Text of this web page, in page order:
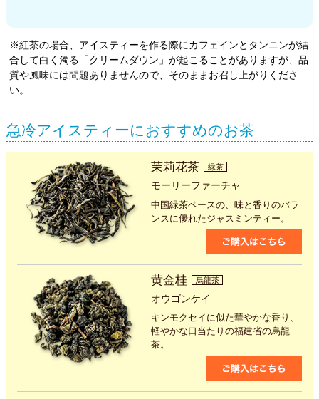
※紅茶の場合、アイスティーを作る際にカフェインとタンニンが結
合して白く濁る「クリームダウン」が起こることがありますが、品
質や風味には問題ありませんので、そのままお召し上がりくださ
い。
急冷アイスティーにおすすめのお茶
茉莉花茶 緑茶
モーリーファーチャ
中国緑茶ベースの、味と香りのバラ
ンスに優れたジャスミンティー。
黄金桂 烏龍茶
オウゴンケイ
キンモクセイに似た華やかな香り、
軽やかな口当たりの福建省の烏龍
茶。